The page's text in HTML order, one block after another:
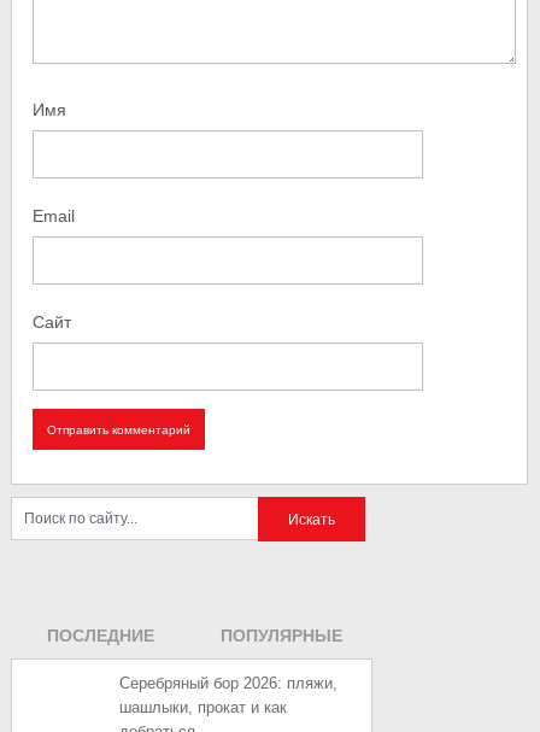
Имя
Email
Сайт
ПОСЛЕДНИЕ
ЗАПИСИ
ПОПУЛЯРНЫЕ
ЗАПИСИ
Серебряный бор 2026: пляжи,
шашлыки, прокат и как